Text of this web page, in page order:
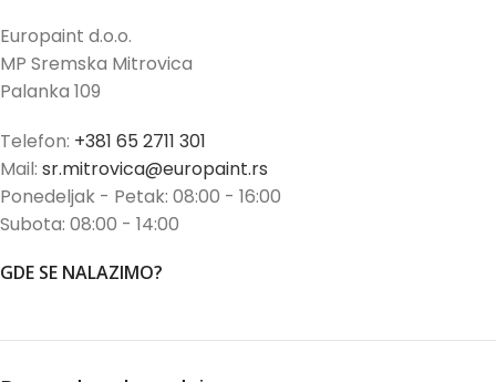
Europaint d.o.o.
MP Sremska Mitrovica
Palanka 109
Telefon: +381 65 2711 301
Mail: sr.mitrovica@europaint.rs
Ponedeljak - Petak: 08:00 - 16:00
Subota: 08:00 - 14:00
GDE SE NALAZIMO?